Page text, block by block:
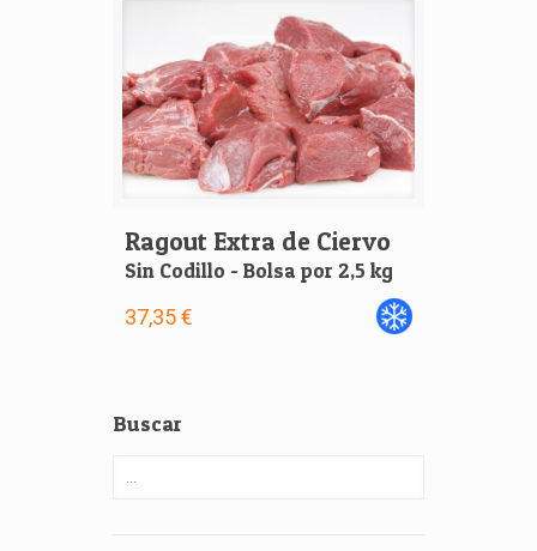
Ragout Extra de Ciervo
Sin Codillo - Bolsa por 2,5 kg
37,35 €
Buscar